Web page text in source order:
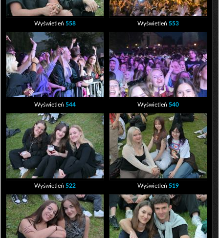
Wyświetleń 558 Wyświetleń 553
Wyświetleń 544 Wyświetleń 540
Wyświetleń 522 Wyświetleń 519